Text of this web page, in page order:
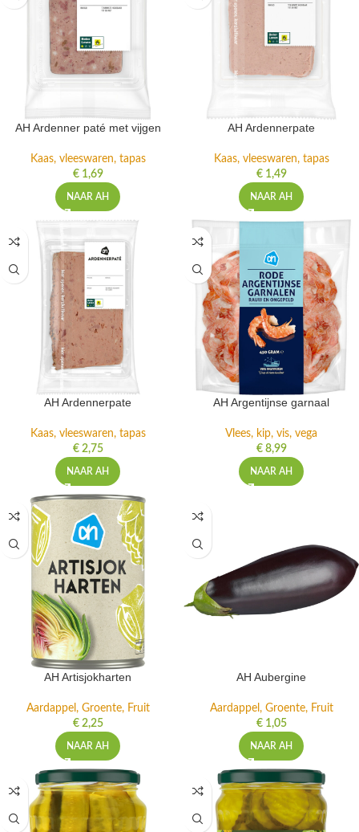
AH Ardenner paté met vijgen
Kaas, vleeswaren, tapas
€1,69
NAAR AH
AH Ardennerpate
Kaas, vleeswaren, tapas
€1,49
NAAR AH
AH Ardennerpate
Kaas, vleeswaren, tapas
€2,75
NAAR AH
AH Argentijnse garnaal
Vlees, kip, vis, vega
€8,99
NAAR AH
AH Artisjokharten
Aardappel, Groente, Fruit
€2,25
NAAR AH
AH Aubergine
Aardappel, Groente, Fruit
€1,05
NAAR AH